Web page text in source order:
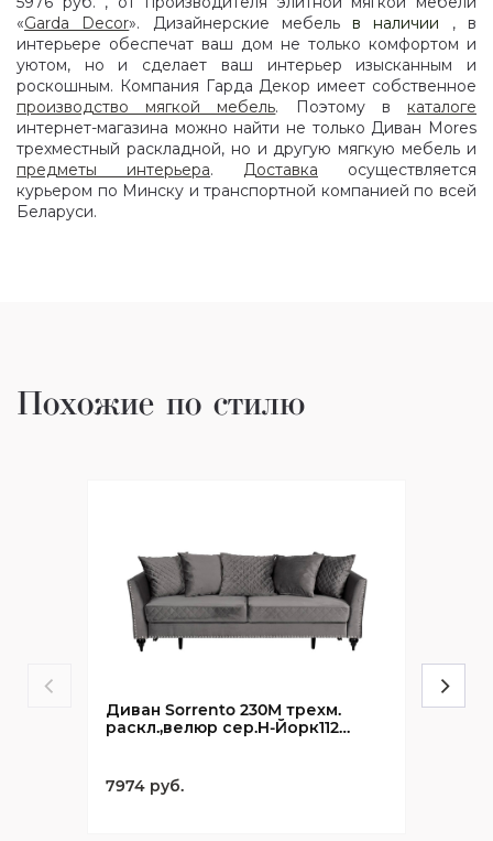
«Garda Decor». Дизайнерские мебель в наличии , в
интерьере обеспечат ваш дом не только комфортом и
уютом, но и сделает ваш интерьер изысканным и
роскошным. Компания Гарда Декор имеет собственное
производство мягкой мебель. Поэтому в каталоге
интернет-магазина можно найти не только Диван Mores
трехместный раскладной, но и другую мягкую мебель и
предметы интерьера. Доставка осуществляется
курьером по Минску и транспортной компанией по всей
Беларуси.
Похожие по стилю
Диван Sorrento 230M трехм.
раскл.,велюр сер.Н-Йорк112
7974 руб.